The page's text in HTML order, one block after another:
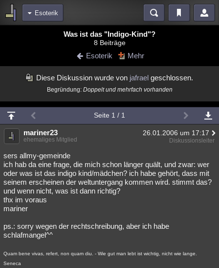
Esoterik
Blogs
meine Rubriken
Wissenschaft Politik Mystery
Spiritualität Verschwörungen Technologie Ufologie
Natur Umfragen
Philosophie Träume Orte Esoterik Literatur
Astronomie Helpdesk Gruppen Gaming Filme
Musik Clash
Besucht Teilgenommen Alle Neue Geschlossen
Was ist das "Indigo-Kind"?
8 Beiträge
Esoterik Mehr
Diese Diskussion wurde von jafraelgeschlossen.
Begründung: Doppelt und mehrfach vorhanden
Seite 1 / 1
mariner23 26.01.2006 um 17:17
ehemaliges Mitglied Diskussionsleiter
sers allmy-gemeinde
ich hab da eine frage, die mich schon länger quält, und zwar: wer
oder was ist das indigo kind/mädchen? ich habe gehört, dass mit
seinem erscheinen der weltuntergang kommen wird. stimmt das?
und wenn nicht, was ist dann richtig?
thx im voraus
mariner
ps.: sorry wegen der rechtschreibung, aber ich habe
schlafmangel^^
Quam bene vivas, refert, non quam diu. - Wie gut man lebt ist wichtig, nicht wie lange.
Seneca